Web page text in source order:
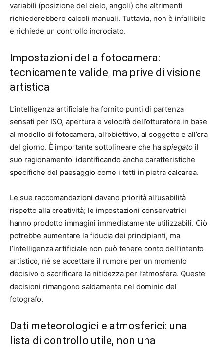
variabili (posizione del cielo, angoli) che altrimenti
richiederebbero calcoli manuali. Tuttavia, non è infallibile
e richiede un controllo incrociato.
Impostazioni della fotocamera:
tecnicamente valide, ma prive di visione
artistica
L’intelligenza artificiale ha fornito punti di partenza
sensati per ISO, apertura e velocità dell’otturatore in base
al modello di fotocamera, all’obiettivo, al soggetto e all’ora
del giorno. È importante sottolineare che ha spiegato il
suo ragionamento, identificando anche caratteristiche
specifiche del paesaggio come i tetti in pietra calcarea.
Le sue raccomandazioni davano priorità all’usabilità
rispetto alla creatività; le impostazioni conservatrici
hanno prodotto immagini immediatamente utilizzabili. Ciò
potrebbe aumentare la fiducia dei principianti, ma
l’intelligenza artificiale non può tenere conto dell’intento
artistico, né se accettare il rumore per un momento
decisivo o sacrificare la nitidezza per l’atmosfera. Queste
decisioni rimangono saldamente nel dominio del
fotografo.
Dati meteorologici e atmosferici: una
lista di controllo utile, non una